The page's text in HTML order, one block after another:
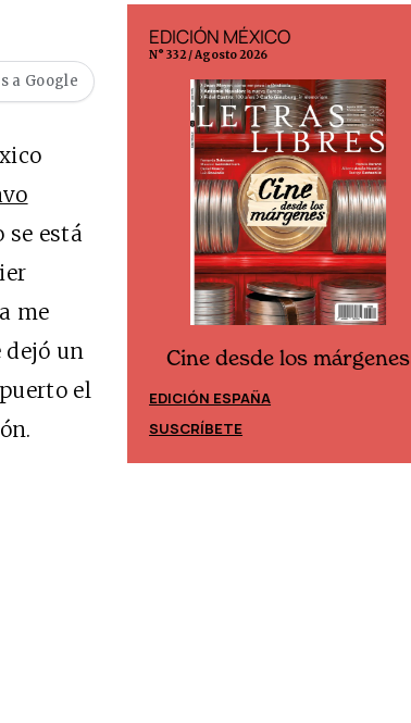
a Google
se está
me
dejó un
el
EDICIÓN MÉXICO
N° 332 / Agosto 2026
Cine desde los márgenes
EDICIÓN ESPAÑA
SUSCRÍBETE